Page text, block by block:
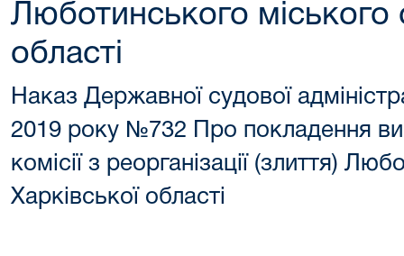
Люботинського міського
області
Наказ Державної судової
2019 року №732 Про покладення
комісії з реорганізації (злиття)
Харківської області